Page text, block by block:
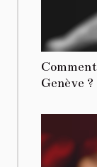
Genève ?